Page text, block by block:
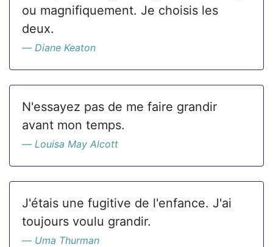
ou magnifiquement. Je choisis les
deux.
Diane Keaton
N'essayez pas de me faire grandir
avant mon temps.
Louisa May Alcott
J'étais une fugitive de l'enfance. J'ai
toujours voulu grandir.
Uma Thurman